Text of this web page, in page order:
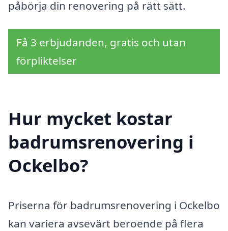
påbörja din renovering på rätt sätt.
Få 3 erbjudanden, gratis och utan
förpliktelser
Hur mycket kostar
badrumsrenovering i
Ockelbo?
Priserna för badrumsrenovering i Ockelbo
kan variera avsevärt beroende på flera